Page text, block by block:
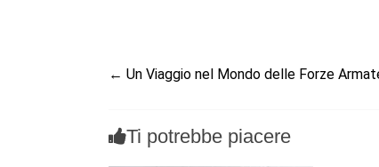
← Un Viaggio nel Mondo delle Forze
Ti potrebbe piacere